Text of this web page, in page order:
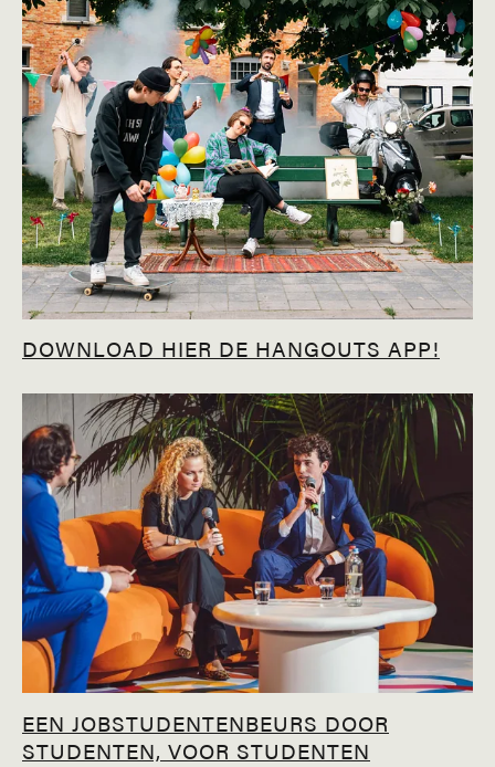
DOWNLOAD HIER DE HANGOUTS APP!
EEN JOBSTUDENTENBEURS DOOR
STUDENTEN, VOOR STUDENTEN